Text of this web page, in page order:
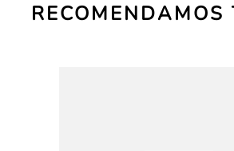
RECOMENDAMOS